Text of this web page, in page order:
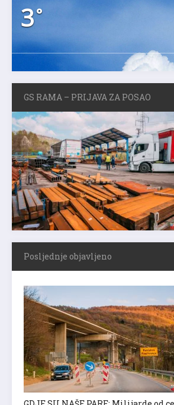
3°
GS RAMA – PRIJAVA ZA POSAO
Posljednje objavljeno